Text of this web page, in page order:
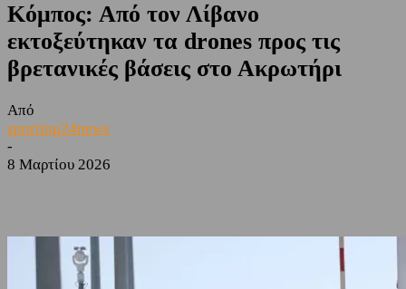
Κόμπος: Από τον Λίβανο
εκτοξεύτηκαν τα drones προς τις
βρετανικές βάσεις στο Ακρωτήρι
Από
sporting24news
-
8 Μαρτίου 2026